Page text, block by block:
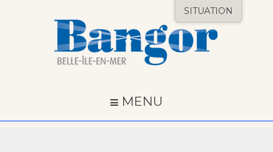
SITUATION
MENU